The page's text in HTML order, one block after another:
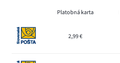
Platobná karta
2,99 €